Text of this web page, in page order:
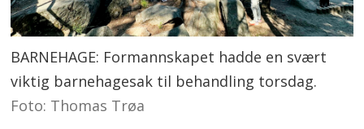
BARNEHAGE: Formannskapet hadde en svært
viktig barnehagesak til behandling torsdag.
Foto: Thomas Trøa